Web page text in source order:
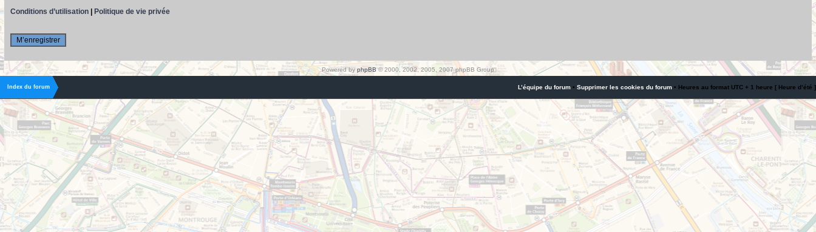
Conditions d’utilisation
Politique de vie privée
M’enregistrer
Powered by phpBB© 2000, 2002, 2005, 2007 phpBB Group
Index du forum L’équipe du forum • Supprimer les cookies du forum • Heures au format UTC + 1 heure [ Heure d’été ]